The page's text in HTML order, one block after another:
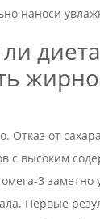
наноси
диета
Отказ от
с высоким
3
Первые